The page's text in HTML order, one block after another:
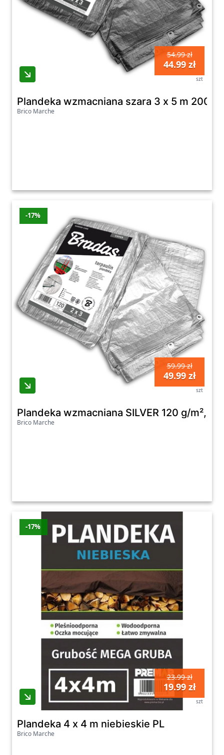
54.99 zł
44.99 zł
szt
Plandeka wzmacniana szara 3 x 5 m 200
Brico Marche
-17%
59.99 zł
49.99 zł
szt
Plandeka wzmacniana SILVER 120 g/m², 4
Brico Marche
-17%
23.99 zł
19.99 zł
szt
Plandeka 4 x 4 m niebieskie PL
Brico Marche